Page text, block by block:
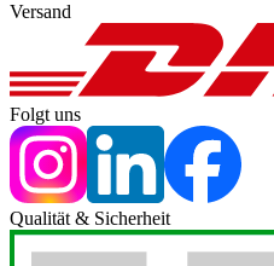
Versand
Folgt uns
Qualität & Sicherheit